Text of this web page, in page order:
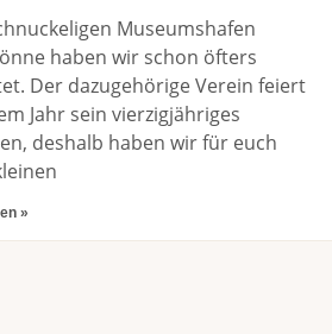
Museumshafen
haben wir schon öfters
Der dazugehörige Verein feiert
Jahr sein vierzigjähriges
deshalb haben wir für euch
»